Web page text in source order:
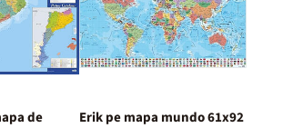
de
Erik pe mapa mundo 61x92